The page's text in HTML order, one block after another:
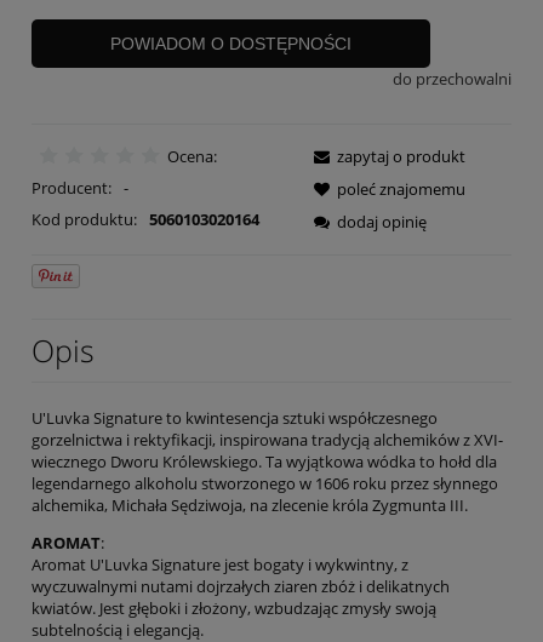
POWIADOM O DOSTĘPNOŚCI
do przechowalni
Ocena:
Producent: -
Kod produktu: 5060103020164
zapytaj o produkt
poleć znajomemu
dodaj opinię
Opis
U'Luvka Signature to kwintesencja sztuki współczesnego
gorzelnictwa i rektyfikacji, inspirowana tradycją alchemików z XVI-
wiecznego Dworu Królewskiego. Ta wyjątkowa wódka to hołd dla
legendarnego alkoholu stworzonego w 1606 roku przez słynnego
alchemika, Michała Sędziwoja, na zlecenie króla Zygmunta III.
AROMAT:
Aromat U'Luvka Signature jest bogaty i wykwintny, z
wyczuwalnymi nutami dojrzałych ziaren zbóż i delikatnych
kwiatów. Jest głęboki i złożony, wzbudzając zmysły swoją
subtelnością i elegancją.